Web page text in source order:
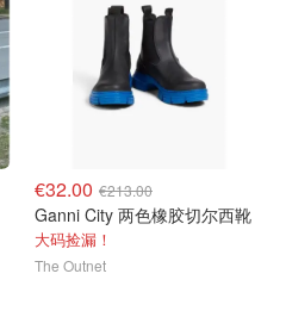
€32.00 €213.00
Ganni City 两色橡胶切尔西靴
大码捡漏！
The Outnet